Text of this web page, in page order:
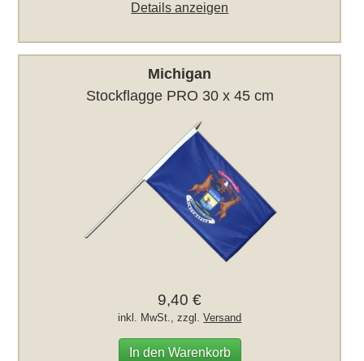
Details anzeigen
Michigan
Stockflagge PRO 30 x 45 cm
9,40 €
inkl. MwSt., zzgl.Versand
In den Warenkorb